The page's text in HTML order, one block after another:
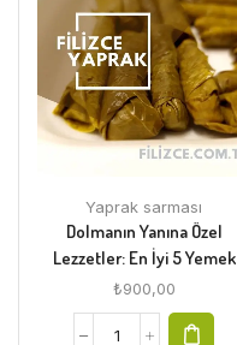
Yaprak sarması
Dolmanın Yanına Özel
Lezzetler: En İyi 5 Yemek
₺900,00